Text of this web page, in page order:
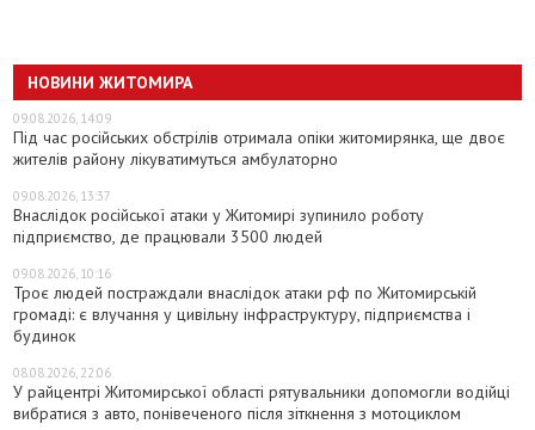
НОВИНИ ЖИТОМИРА
09.08.2026, 14:09
Під час російських обстрілів отримала опіки житомирянка, ще двоє
жителів району лікуватимуться амбулаторно
09.08.2026, 13:37
Внаслідок російської атаки у Житомирі зупинило роботу
підприємство, де працювали 3500 людей
09.08.2026, 10:16
Троє людей постраждали внаслідок атаки рф по Житомирській
громаді: є влучання у цивільну інфраструктуру, підприємства і
будинок
08.08.2026, 22:06
У райцентрі Житомирської області рятувальники допомогли водійці
вибратися з авто, понівеченого після зіткнення з мотоциклом